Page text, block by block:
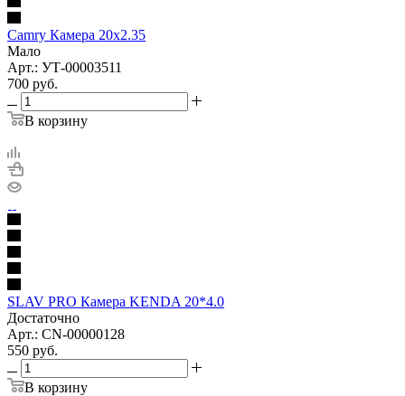
Camry Камера 20x2.35
Мало
Арт.: УТ-00003511
700 руб.
В корзину
SLAV PRO Камера KENDA 20*4.0
Достаточно
Арт.: CN-00000128
550 руб.
В корзину